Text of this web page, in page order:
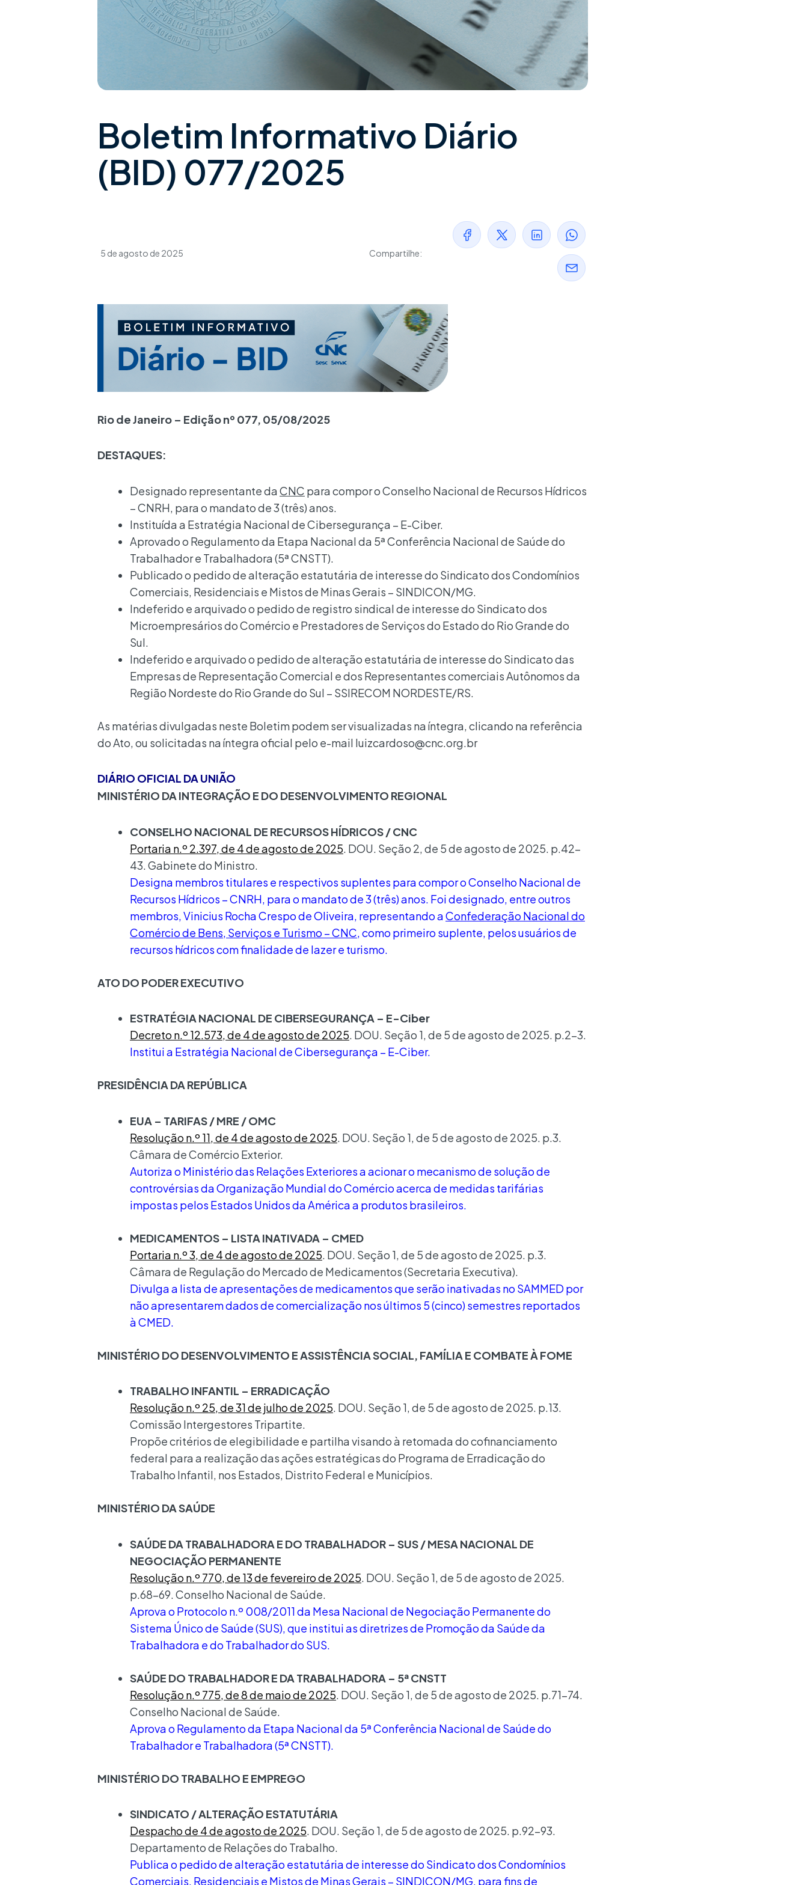
Boletim Informativo Diário
(BID) 077/2025
5 de agosto de 2025 Compartilhe:
Rio de Janeiro – Edição nº 077, 05/08/2025
DESTAQUES:
Designado representante daCNC para compor o Conselho Nacional de Recursos Hídricos
– CNRH, para o mandato de 3 (três) anos.
Instituída a Estratégia Nacional de Cibersegurança – E-Ciber.
Aprovado o Regulamento da Etapa Nacional da 5ª Conferência Nacional de Saúde do
Trabalhador e Trabalhadora (5ª CNSTT).
Publicado o pedido de alteração estatutária de interesse do Sindicato dos Condomínios
Comerciais, Residenciais e Mistos de Minas Gerais – SINDICON/MG.
Indeferido e arquivado o pedido de registro sindical de interesse do Sindicato dos
Microempresários do Comércio e Prestadores de Serviços do Estado do Rio Grande do
Sul.
Indeferido e arquivado o pedido de alteração estatutária de interesse do Sindicato das
Empresas de Representação Comercial e dos Representantes comerciais Autônomos da
Região Nordeste do Rio Grande do Sul – SSIRECOM NORDESTE/RS.
As matérias divulgadas neste Boletim podem ser visualizadas na íntegra, clicando na referência
do Ato, ou solicitadas na íntegra oficial pelo e-mail luizcardoso@cnc.org.br
DIÁRIO OFICIAL DA UNIÃO
MINISTÉRIO DA INTEGRAÇÃO E DO DESENVOLVIMENTO REGIONAL
CONSELHO NACIONAL DE RECURSOS HÍDRICOS / CNC
Portaria n.º 2.397, de 4 de agosto de 2025 . DOU. Seção 2, de 5 de agosto de 2025. p.42-
43. Gabinete do Ministro.
Designa membros titulares e respectivos suplentes para compor o Conselho Nacional de
Recursos Hídricos – CNRH, para o mandato de 3 (três) anos. Foi designado, entre outros
membros, Vinicius Rocha Crespo de Oliveira, representando aConfederação Nacional do
Comércio de Bens, Serviços e Turismo – CNC , como primeiro suplente, pelos usuários de
recursos hídricos com finalidade de lazer e turismo.
ATO DO PODER EXECUTIVO
ESTRATÉGIA NACIONAL DE CIBERSEGURANÇA – E-Ciber
Decreto n.º 12.573, de 4 de agosto de 2025. DOU. Seção 1, de 5 de agosto de 2025. p.2-3.
Institui a Estratégia Nacional de Cibersegurança – E-Ciber.
PRESIDÊNCIA DA REPÚBLICA
EUA – TARIFAS / MRE / OMC
Resolução n.º 11, de 4 de agosto de 2025 . DOU. Seção 1, de 5 de agosto de 2025. p.3.
Câmara de Comércio Exterior.
Autoriza o Ministério das Relações Exteriores a acionar o mecanismo de solução de
controvérsias da Organização Mundial do Comércio acerca de medidas tarifárias
impostas pelos Estados Unidos da América a produtos brasileiros.
MEDICAMENTOS – LISTA INATIVADA – CMED
Portaria n.º 3, de 4 de agosto de 2025 . DOU. Seção 1, de 5 de agosto de 2025. p.3.
Câmara de Regulação do Mercado de Medicamentos (Secretaria Executiva).
Divulga a lista de apresentações de medicamentos que serão inativadas no SAMMED por
não apresentarem dados de comercialização nos últimos 5 (cinco) semestres reportados
à CMED.
MINISTÉRIO DO DESENVOLVIMENTO E ASSISTÊNCIA SOCIAL, FAMÍLIA E COMBATE À FOME
TRABALHO INFANTIL – ERRADICAÇÃO
Resolução n.º 25, de 31 de julho de 2025. DOU. Seção 1, de 5 de agosto de 2025. p.13.
Comissão Intergestores Tripartite.
Propõe critérios de elegibilidade e partilha visando à retomada do cofinanciamento
federal para a realização das ações estratégicas do Programa de Erradicação do
Trabalho Infantil, nos Estados, Distrito Federal e Municípios.
MINISTÉRIO DA SAÚDE
SAÚDE DA TRABALHADORA E DO TRABALHADOR – SUS / MESA NACIONAL DE
NEGOCIAÇÃO PERMANENTE
Resolução n.º 770, de 13 de fevereiro de 2025 . DOU. Seção 1, de 5 de agosto de 2025.
p.68-69. Conselho Nacional de Saúde.
Aprova o Protocolo n.º 008/2011 da Mesa Nacional de Negociação Permanente do
Sistema Único de Saúde (SUS), que institui as diretrizes de Promoção da Saúde da
Trabalhadora e do Trabalhador do SUS.
SAÚDE DO TRABALHADOR E DA TRABALHADORA – 5ª CNSTT
Resolução n.º 775, de 8 de maio de 2025 . DOU. Seção 1, de 5 de agosto de 2025. p.71-74.
Conselho Nacional de Saúde.
Aprova o Regulamento da Etapa Nacional da 5ª Conferência Nacional de Saúde do
Trabalhador e Trabalhadora (5ª CNSTT).
MINISTÉRIO DO TRABALHO E EMPREGO
SINDICATO / ALTERAÇÃO ESTATUTÁRIA
Despacho de 4 de agosto de 2025. DOU. Seção 1, de 5 de agosto de 2025. p.92-93.
Departamento de Relações do Trabalho.
Publica o pedido de alteração estatutária de interesse do Sindicato dos Condomínios
Comerciais, Residenciais e Mistos de Minas Gerais – SINDICON/MG, para fins de